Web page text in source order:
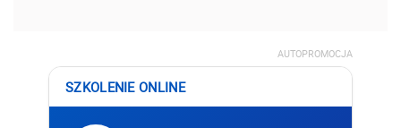
AUTOPROMOCJA
SZKOLENIE ONLINE